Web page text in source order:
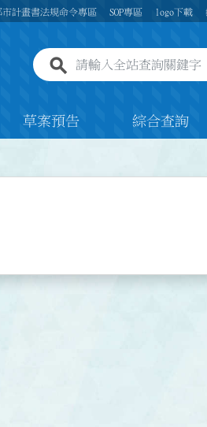
市計畫書法規命令專區 SOP專區 logo下載
全站查詢關鍵字欄位
草案預告 綜合查詢